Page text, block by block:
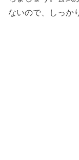
ないので、しっか